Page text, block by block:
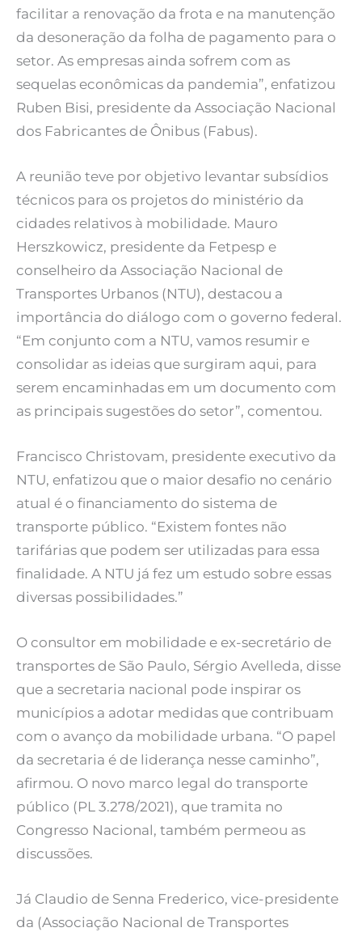
facilitar a renovação da frota e na manutenção
da desoneração da folha de pagamento para o
setor. As empresas ainda sofrem com as
sequelas econômicas da pandemia”, enfatizou
Ruben Bisi, presidente da Associação Nacional
dos Fabricantes de Ônibus (Fabus).
A reunião teve por objetivo levantar subsídios
técnicos para os projetos do ministério da
cidades relativos à mobilidade. Mauro
Herszkowicz, presidente da Fetpesp e
conselheiro da Associação Nacional de
Transportes Urbanos (NTU), destacou a
importância do diálogo com o governo federal.
“Em conjunto com a NTU, vamos resumir e
consolidar as ideias que surgiram aqui, para
serem encaminhadas em um documento com
as principais sugestões do setor”, comentou.
Francisco Christovam, presidente executivo da
NTU, enfatizou que o maior desafio no cenário
atual é o financiamento do sistema de
transporte público. “Existem fontes não
tarifárias que podem ser utilizadas para essa
finalidade. A NTU já fez um estudo sobre essas
diversas possibilidades.”
O consultor em mobilidade e ex-secretário de
transportes de São Paulo, Sérgio Avelleda, disse
que a secretaria nacional pode inspirar os
municípios a adotar medidas que contribuam
com o avanço da mobilidade urbana. “O papel
da secretaria é de liderança nesse caminho”,
afirmou. O novo marco legal do transporte
público (PL 3.278/2021), que tramita no
Congresso Nacional, também permeou as
discussões.
Já Claudio de Senna Frederico, vice-presidente
da (Associação Nacional de Transportes